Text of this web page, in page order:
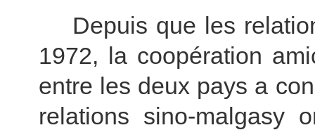
Depuis que les
1972, la coopération
entre les deux pays a
relations sino-malgasy